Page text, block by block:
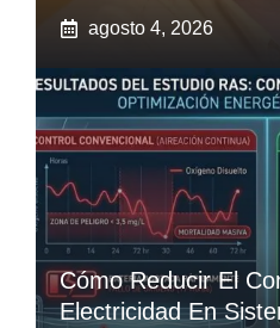
agosto 4, 2026
Cómo Reducir El
Electricidad En